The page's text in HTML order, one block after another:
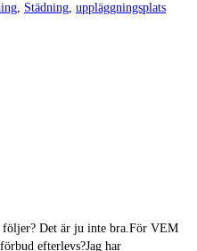
, Städning, uppläggningsplats
Det är ju inte bra.För VEM
efterlevs?Jag har